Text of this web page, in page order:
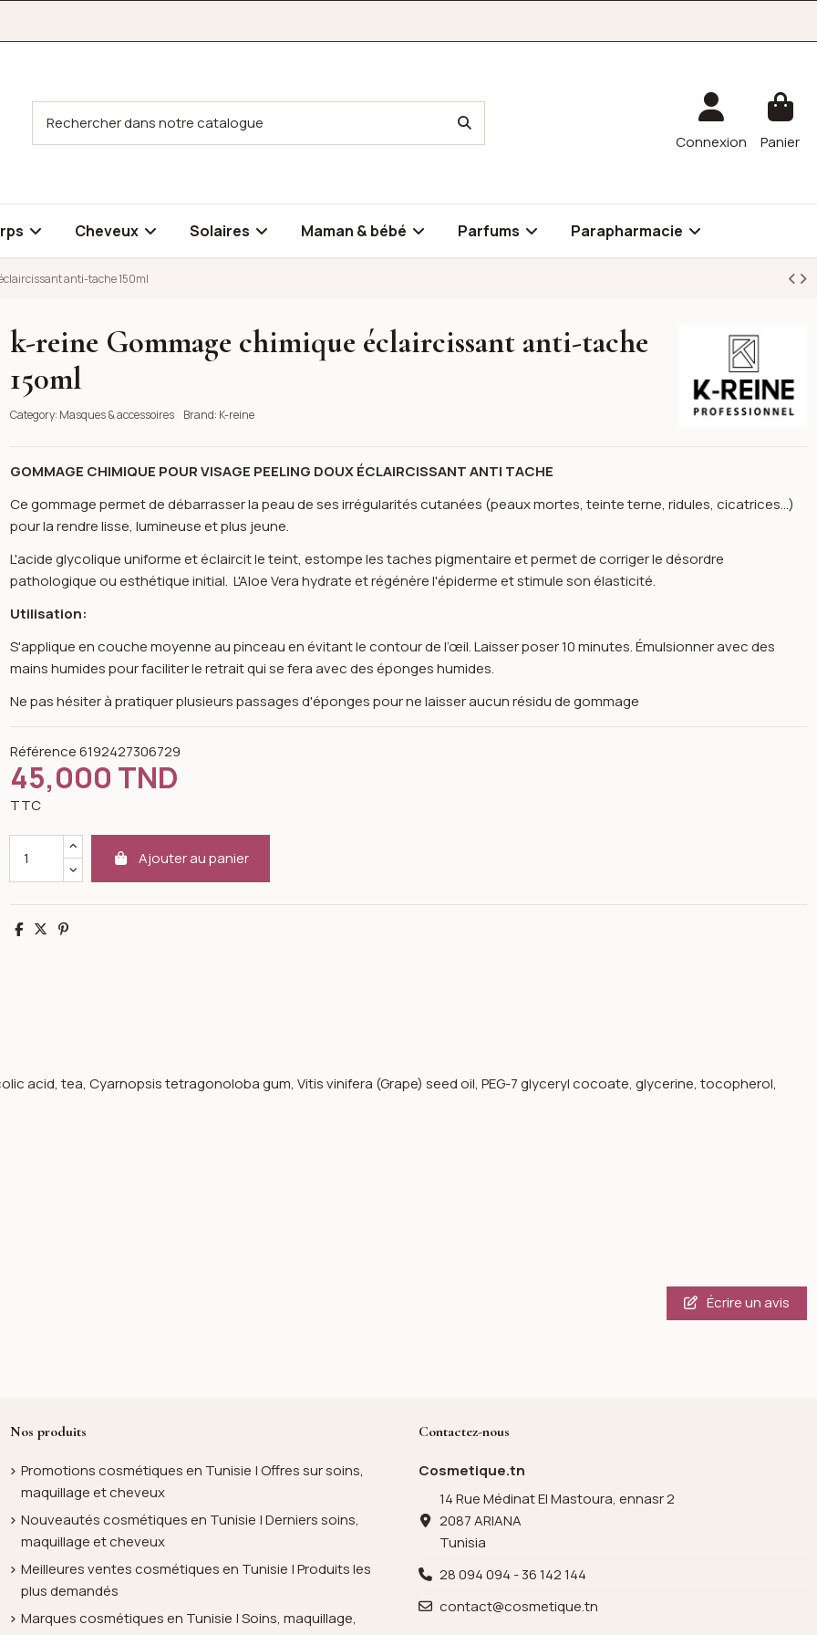
Connexion Panier
Cheveux Solaires Maman & bébé Parfums Parapharmacie
anti-tache 150ml
anti-tache 150ml
image gallery for k-reine Gommage chimique éclaircissant anti-tache 150ml
k-reine Gommage chimique éclaircissant anti-tache
150ml
Category: Masques & accessoires Brand: K-reine
GOMMAGE CHIMIQUE POUR VISAGE PEELING DOUX ÉCLAIRCISSANT ANTI TACHE
Ce gommage permet de débarrasser la peau de ses irrégularités cutanées (peaux mortes, teinte terne, ridules, cicatrices...)
pour la rendre lisse, lumineuse et plus jeune.
L'acide glycolique uniforme et éclaircit le teint, estompe les taches pigmentaire et permet de corriger le désordre
pathologique ou esthétique initial. L'Aloe Vera hydrate et régénère l'épiderme et stimule son élasticité.
Utilisation:
S'applique en couche moyenne au pinceau en évitant le contour de l’œil. Laisser poser 10 minutes. Émulsionner avec des
mains humides pour faciliter le retrait qui se fera avec des éponges humides.
Ne pas hésiter à pratiquer plusieurs passages d'éponges pour ne laisser aucun résidu de gommage
Référence 6192427306729
45,000 TND
TTC
Ajouter au panier
Partager
TweetPinterest
acid, tea, Cyarnopsis tetragonoloba gum, Vitis vinifera (Grape) seed oil, PEG-7 glyceryl cocoate, glycerine, tocopherol,
Écrire un avis
Nos produits
Promotions cosmétiques en Tunisie | Offres sur soins,
maquillage et cheveux
Nouveautés cosmétiques en Tunisie | Derniers soins,
maquillage et cheveux
Meilleures ventes cosmétiques en Tunisie | Produits les
plus demandés
Marques cosmétiques en Tunisie | Soins, maquillage,
Contactez-nous
Cosmetique.tn
14 Rue Médinat El Mastoura, ennasr 2
2087 ARIANA
Tunisia
28 094 094 - 36 142 144
contact@cosmetique.tn